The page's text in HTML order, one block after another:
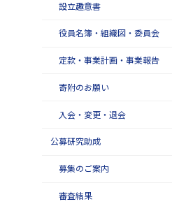
設立趣意書
役員名簿・組織図・委員会
定款・事業計画・事業報告
寄附のお願い
入会・変更・退会
公募研究助成
募集のご案内
審査結果